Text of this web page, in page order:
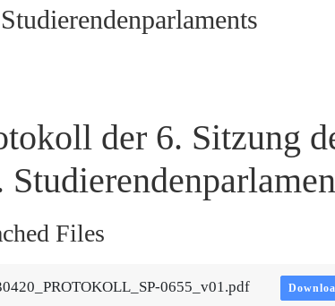
der 6. Sitzung
Files
0655_v01.pdf